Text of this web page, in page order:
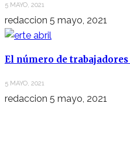
5 MAYO, 2021
redaccion 5 mayo, 2021
El número de
5 MAYO, 2021
redaccion 5 mayo, 2021